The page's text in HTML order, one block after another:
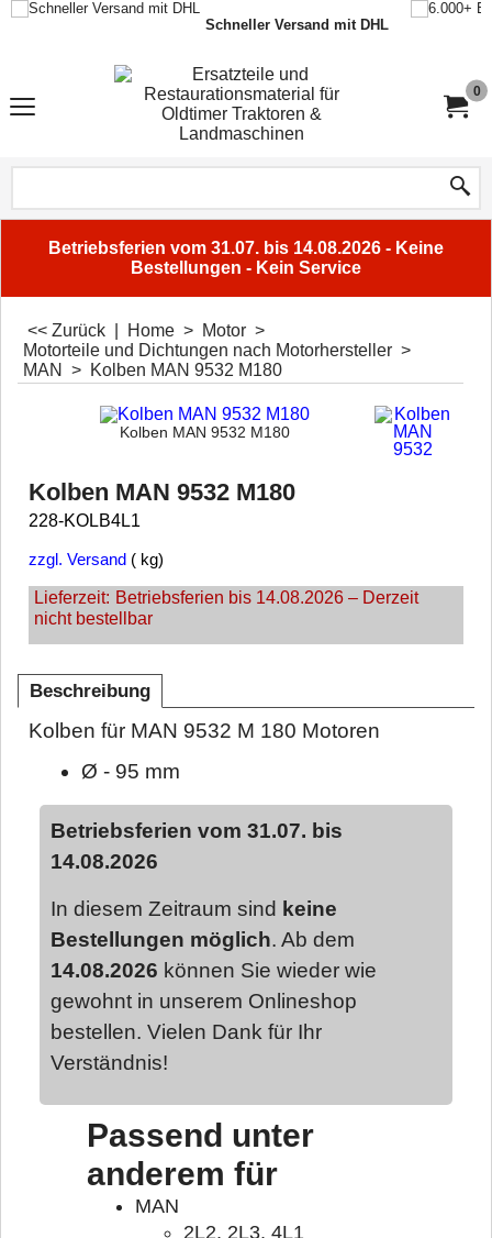
Schneller Versand mit DHL
0
Betriebsferien vom 31.07. bis 14.08.2026 - Keine
Bestellungen - Kein Service
<< Zurück Home > Motor >
Motorteile und Dichtungen nach Motorhersteller >
MAN
> Kolben MAN 9532 M180
Kolben MAN 9532 M180
Kolben MAN 9532 M180
228-KOLB4L1
zzgl. Versand kg
Lieferzeit: Betriebsferien bis 14.08.2026 – Derzeit
nicht bestellbar
Beschreibung
Kolben für MAN 9532 M 180 Motoren
Ø - 95 mm
Betriebsferien vom 31.07. bis
14.08.2026
In diesem Zeitraum sind keine
Bestellungen möglich. Ab dem
14.08.2026 können Sie wieder wie
gewohnt in unserem Onlineshop
bestellen. Vielen Dank für Ihr
Verständnis!
Passend unter
anderem für
MAN
2L2, 2L3, 4L1